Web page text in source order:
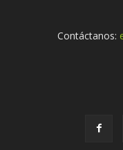
Contáctanos: